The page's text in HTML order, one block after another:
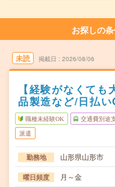
お探しの
未読 掲載日 2026/08/06
【経験がなくて
品製造など/日払い
職種未経験OK 交通費別途
派遣
勤務地 山形県山形市
曜日頻度 月～金